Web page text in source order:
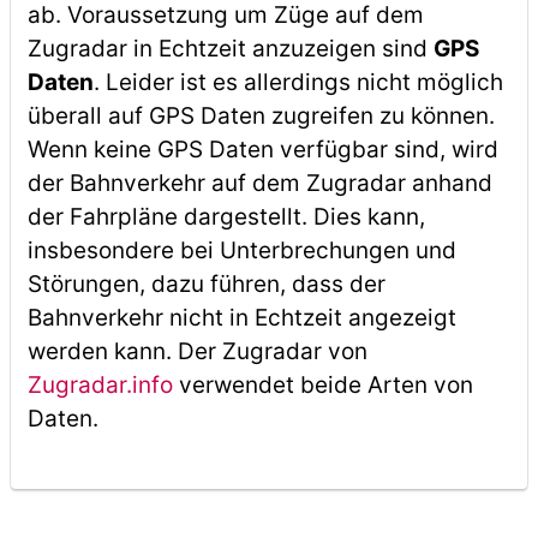
ab. Voraussetzung um Züge auf dem
Zugradar in Echtzeit anzuzeigen sind GPS
Daten. Leider ist es allerdings nicht möglich
überall auf GPS Daten zugreifen zu können.
Wenn keine GPS Daten verfügbar sind, wird
der Bahnverkehr auf dem Zugradar anhand
der Fahrpläne dargestellt. Dies kann,
insbesondere bei Unterbrechungen und
Störungen, dazu führen, dass der
Bahnverkehr nicht in Echtzeit angezeigt
werden kann. Der Zugradar von
Zugradar.infoverwendet beide Arten von
Daten.